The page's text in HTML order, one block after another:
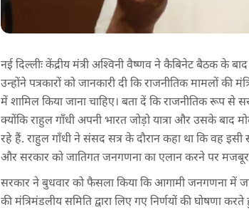
नई दिल्लीः केंद्रीय मंत्री अश्विनी वैष्णव ने कैबिनेट बैठक के
उन्होंने पत्रकारों को जानकारी दी कि राजनीतिक मामलों
में शामिल किया जाना चाहिए। बता दें कि राजनीतिक रूप से
क्योंकि राहुल गाँधी अपनी भारत जोड़ो यात्रा और उसके
रहे हैं. राहुल गाँधी ने संसद सत्र के दौरान कहा था कि वह
और सरकार को जातिगत जनगणना का एलान करने पर मजबूर
सरकार ने बुधवार को फैसला किया कि आगामी जनगणना में
की मंत्रिमंडलीय समिति द्वारा लिए गए निर्णयों की घोषणा